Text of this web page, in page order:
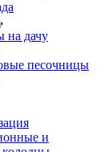
на дачу
песочницы
и